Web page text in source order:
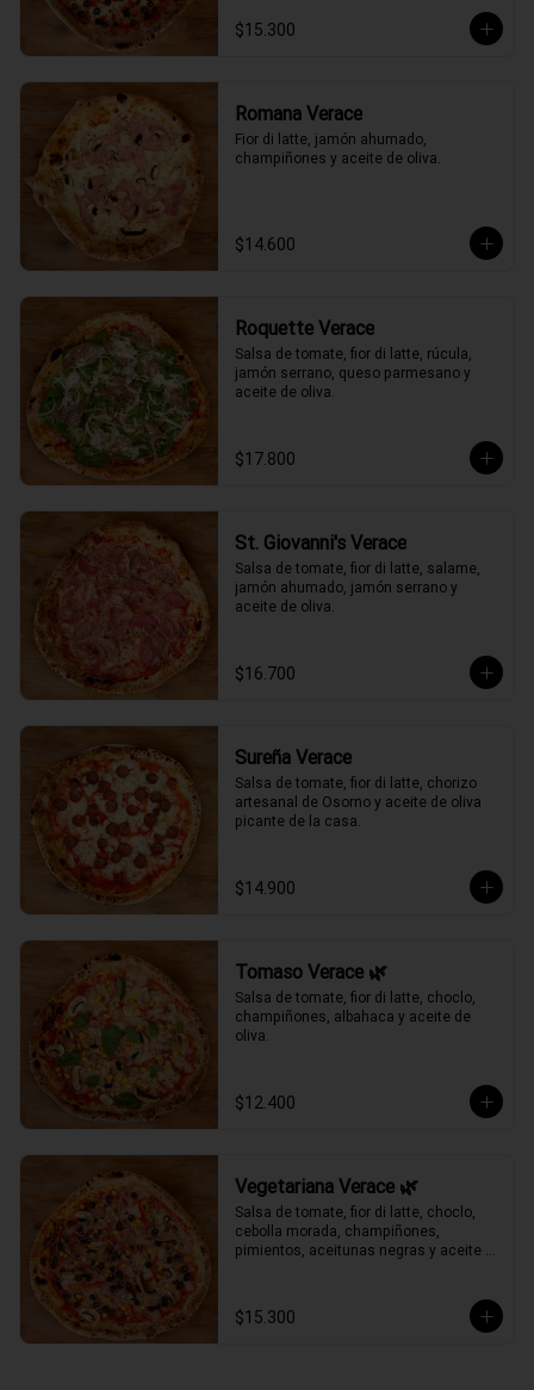
$15.300
Romana Verace
Fior di latte, jamón ahumado,
champiñones y aceite de oliva.
$14.600
Roquette Verace
Salsa de tomate, fior di latte, rúcula,
jamón serrano, queso parmesano y
aceite de oliva.
$17.800
St. Giovanni's Verace
Salsa de tomate, fior di latte, salame,
jamón ahumado, jamón serrano y
aceite de oliva.
$16.700
Sureña Verace
Salsa de tomate, fior di latte, chorizo
artesanal de Osorno y aceite de oliva
picante de la casa.
$14.900
Tomaso Verace 🌿
Salsa de tomate, fior di latte, choclo,
champiñones, albahaca y aceite de
oliva.
$12.400
Vegetariana Verace 🌿
Salsa de tomate, fior di latte, choclo,
cebolla morada, champiñones,
pimientos, aceitunas negras y aceite
$15.300